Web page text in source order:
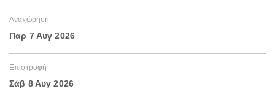
Αναχώρηση
Παρ 7 Αυγ 2026
Επιστροφή
Σάβ 8 Αυγ 2026